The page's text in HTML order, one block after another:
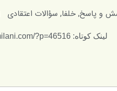
و پاسخ, خلفا, سؤالات اعتقادی
لینک کوتاه: https://al-milani.com/?p=46516